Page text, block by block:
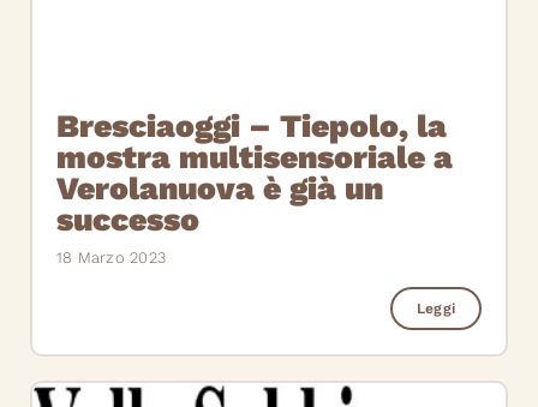
Bresciaoggi – Tiepolo, la
mostra multisensoriale a
Verolanuova è già un
successo
18 Marzo 2023
Leggi